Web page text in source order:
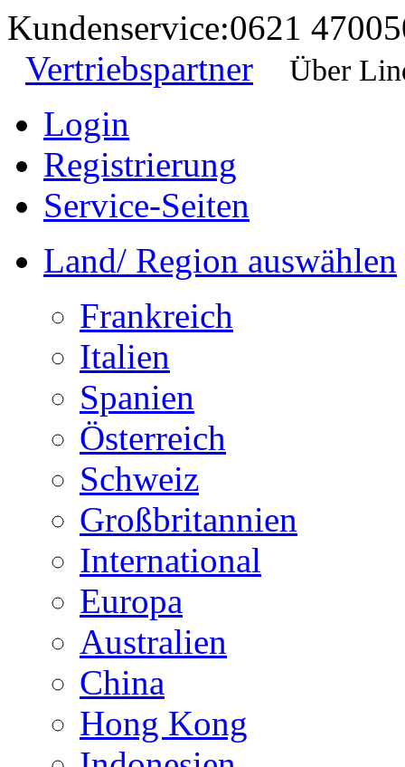
Kundenservice:0621
Vertriebspartner
Über
Login
Registrierung
Service-Seiten
Land/ Region auswählen
Frankreich
Italien
Spanien
Österreich
Schweiz
Großbritannien
International
Europa
Australien
China
Hong Kong